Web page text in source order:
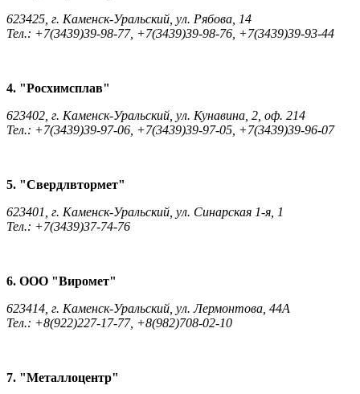
623425, г. Каменск-Уральский, ул. Рябова, 14
Тел.: +7(3439)39-98-77, +7(3439)39-98-76, +7(3439)39-93-44
4. "Росхимсплав"
623402, г. Каменск-Уральский, ул. Кунавина, 2, оф. 214
Тел.: +7(3439)39-97-06, +7(3439)39-97-05, +7(3439)39-96-07
5. "Свердлвтормет"
623401, г. Каменск-Уральский, ул. Синарская 1-я, 1
Тел.: +7(3439)37-74-76
6. ООО "Виромет"
623414, г. Каменск-Уральский, ул. Лермонтова, 44А
Тел.: +8(922)227-17-77, +8(982)708-02-10
7. "Металлоцентр"